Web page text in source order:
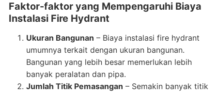
Faktor-faktor yang Mempengaruhi Biaya
Instalasi Fire Hydrant
Ukuran Bangunan – Biaya instalasi fire hydrant
umumnya terkait dengan ukuran bangunan.
Bangunan yang lebih besar memerlukan lebih
banyak peralatan dan pipa.
Jumlah Titik Pemasangan – Semakin banyak titik